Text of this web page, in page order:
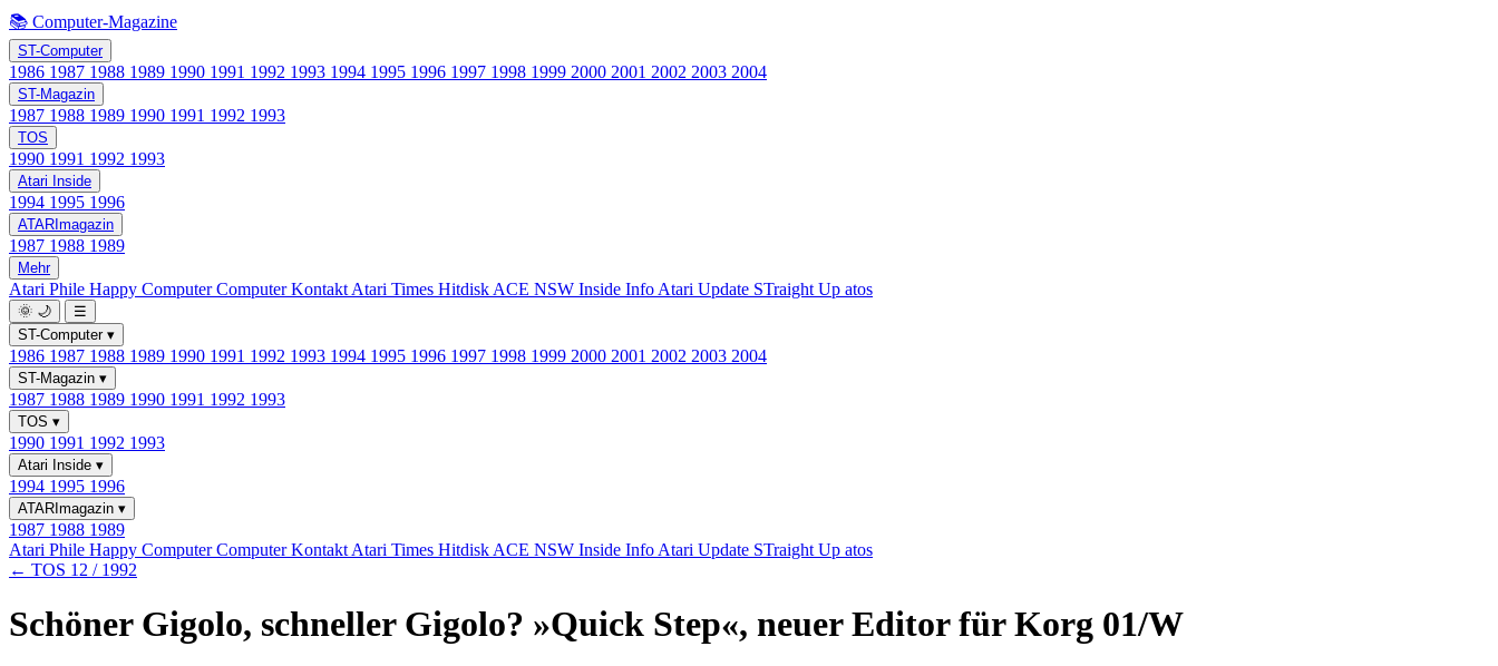
📚 Computer-Magazine
ST-Computer
1986 1987 1988 1989 1990 1991 1992 1993 1994 1995 1996 1997 1998 1999 2000 2001 2002 2003 2004
ST-Magazin
1987 1988 1989 1990 1991 1992 1993
TOS
1990 1991 1992 1993
Atari Inside
1994 1995 1996
ATARImagazin
1987 1988 1989
Mehr
Atari Phile Happy ComputerComputer Kontakt Atari Times Hitdisk ACE NSW Inside Info Atari Update STraight Up atos
🌞 🌙
☰
ST-Computer ▾
1986 1987 1988 1989 1990 1991 1992 1993 1994 1995 1996 1997 1998 1999 2000 2001 2002 2003 2004
ST-Magazin ▾
1987 1988 1989 1990 1991 1992 1993
TOS ▾
1990 1991 1992 1993
Atari Inside ▾
1994 1995 1996
ATARImagazin ▾
1987 1988 1989
Atari Phile Happy ComputerComputer Kontakt Atari Times Hitdisk ACE NSW Inside Info Atari Update STraight Up atos
← TOS 12 / 1992
Schöner Gigolo, schneller Gigolo? »Quick Step«, neuer Editor für Korg 01/W